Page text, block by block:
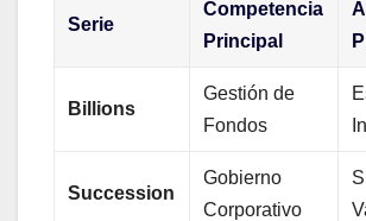
Serie
Competencia
Principal
Billions
Gestión de
Fondos
Succession
Gobierno
Corporativo